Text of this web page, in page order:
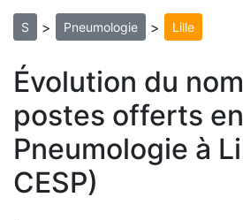
S > Pneumologie > Lille
Évolution du
postes offerts en
Pneumologie à
CESP)